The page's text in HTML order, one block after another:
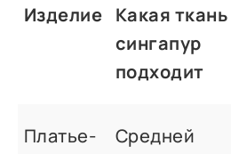
Изделие Какая ткань
сингапур
подходит
Платье-
Средней